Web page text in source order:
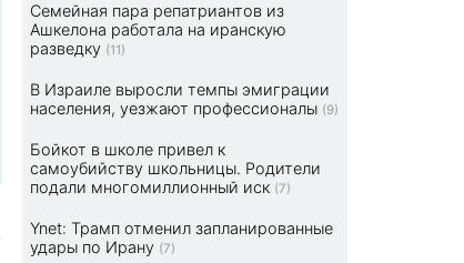
Семейная пара репатриантов из
Ашкелона работала на иранскую
разведку (11)
В Израиле выросли темпы эмиграции
населения, уезжают профессионалы (9)
Бойкот в школе привел к
самоубийству школьницы. Родители
подали многомиллионный иск (7)
Ynet: Трамп отменил запланированные
удары по Ирану (7)